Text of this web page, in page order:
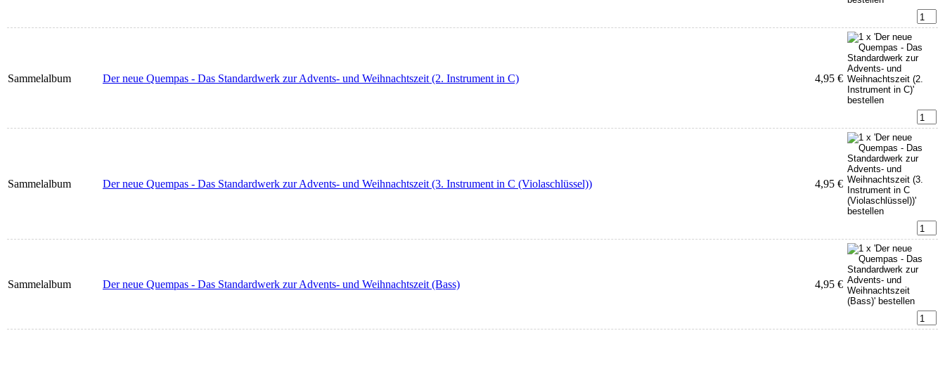
Sammelalbum Der neue Quempas - Das Standardwerk zur Advents- und Weihnachtszeit (2. Instrument in C) 4,95 €
Sammelalbum Der neue Quempas - Das Standardwerk zur Advents- und Weihnachtszeit (3. Instrument in C (Violaschlüssel)) 4,95 €
Sammelalbum Der neue Quempas - Das Standardwerk zur Advents- und Weihnachtszeit (Bass) 4,95 €